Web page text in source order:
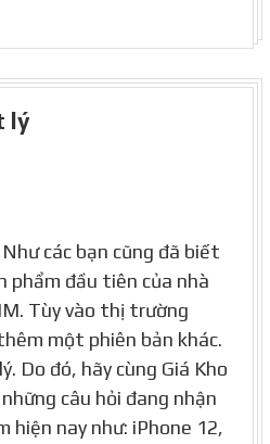
lý
các bạn cũng đã biết
phẩm đầu tiên của nhà
Tùy vào thị trường
một phiên bản khác.
Do đó, hãy cùng Giá Kho
câu hỏi đang nhận
hiện nay như: iPhone 12,